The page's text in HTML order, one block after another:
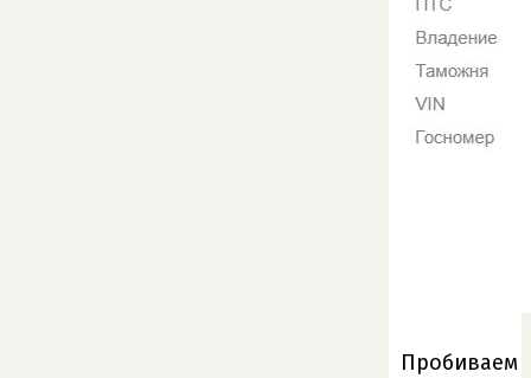
Пробиваем